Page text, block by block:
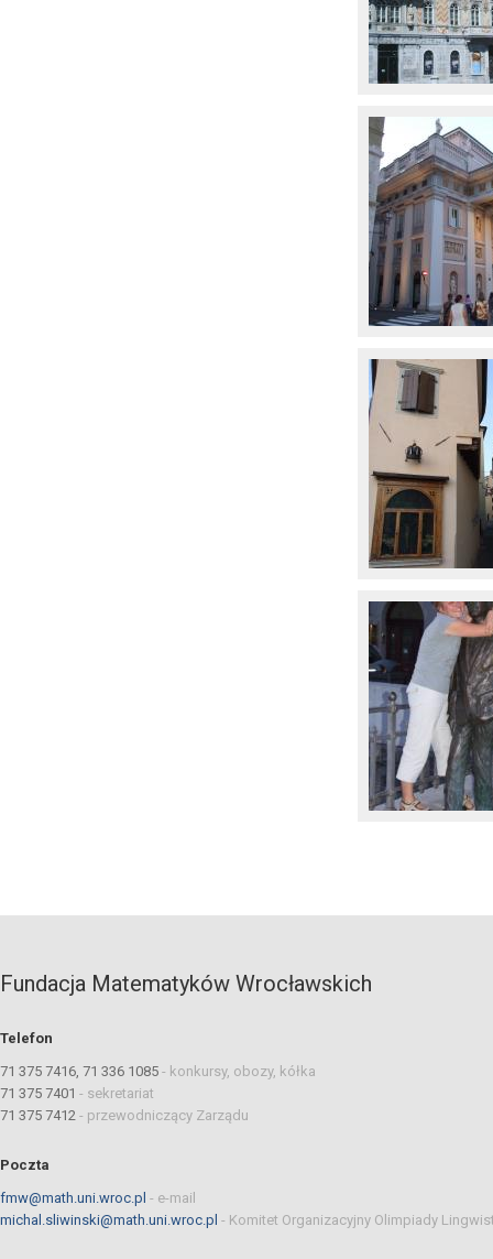
Fundacja Matematyków Wrocławskich
Telefon
71 375 7416, 71 336 1085 - konkursy, obozy, kółka
71 375 7401 - sekretariat
71 375 7412 - przewodniczący Zarządu
Poczta
fmw@math.uni.wroc.pl - e-mail
michal.sliwinski@math.uni.wroc.pl - Komitet Organizacyjny Olimpiady